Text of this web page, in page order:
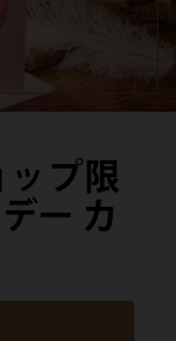
プ限
ー カ